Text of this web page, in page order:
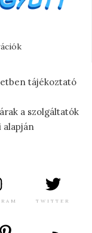
tájékoztató
a szolgáltatók
alapján
TWITTER